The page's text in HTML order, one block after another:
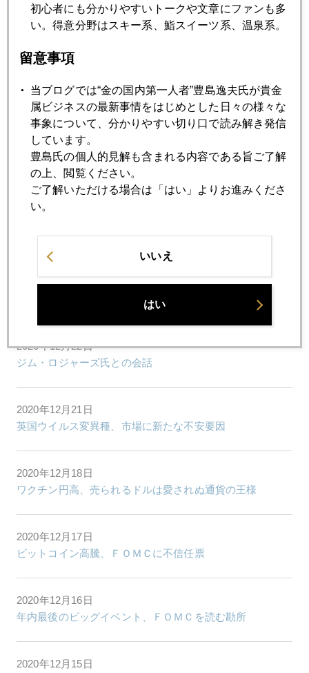
1月 2月 3月 4月 5月 6月
2020年12月28日
変異リスク、東京五輪に暗雲
2020年12月25日
２０２１年のリスク・シナリオ
「サクラ・パーティーってなに？」外国人投資家の疑問
2020年12月23日
２０２１年金価格を占う勘所
2020年12月22日
ジム・ロジャーズ氏との会話
2020年12月21日
英国ウイルス変異種、市場に新たな不安要因
2020年12月18日
ワクチン円高、売られるドルは愛されぬ通貨の王様
2020年12月17日
ビットコイン高騰、ＦＯＭＣに不信任票
2020年12月16日
年内最後のビッグイベント、ＦＯＭＣを読む勘所
2020年12月15日
初心者にも分かりやすいトークや文章にファンも多
い。得意分野はスキー系、鮨スイーツ系、温泉系。
留意事項
当ブログでは“金の国内第一人者”豊島逸夫氏が貴金
属ビジネスの最新事情をはじめとした日々の様々な
事象について、分かりやすい切り口で読み解き発信
しています。
豊島氏の個人的見解も含まれる内容である旨ご了解
の上、閲覧ください。
ご了解いただける場合は「はい」よりお進みくださ
い。
いいえ
はい